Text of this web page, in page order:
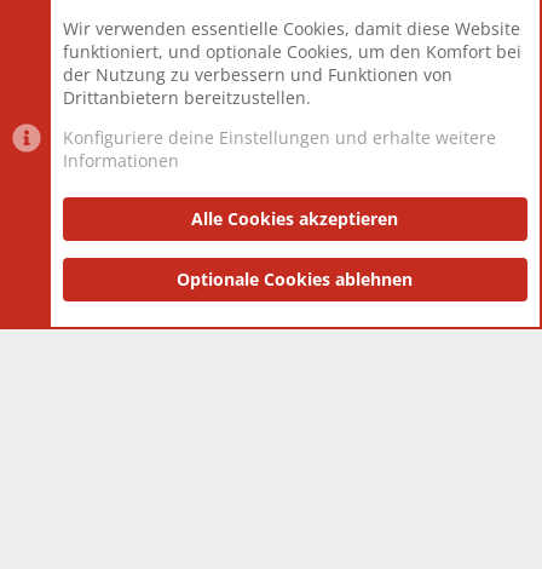
Mitglieder
12.425
Neuestes Mitglied
Toddster85
Datenschutzerklärung Impressum
Community platform by XenForo® © 2010-2025 XenForo Ltd.
and add-ons by ThemeHouse
Wir verwenden essentielle Cookies, damit diese Website
funktioniert, und optionale Cookies, um den Komfort bei
der Nutzung zu verbessern und Funktionen von
Drittanbietern bereitzustellen.
Konfiguriere deine Einstellungen und erhalte weitere
Informationen
Alle Cookies akzeptieren
Optionale Cookies ablehnen